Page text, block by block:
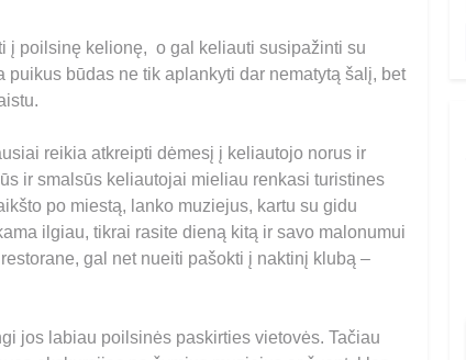
į poilsinę kelionę, o gal keliauti susipažinti su
būdas ne tik aplankyti dar nematytą šalį, bet
reikia atkreipti dėmesį į keliautojo norus ir
ir smalsūs keliautojai mieliau renkasi turistines
po miestą, lanko muziejus, kartu su gidu
ilgiau, tikrai rasite dieną kitą ir savo malonumui
gal net nueiti pašokti į naktinį klubą –
jos labiau poilsinės paskirties vietovės. Tačiau